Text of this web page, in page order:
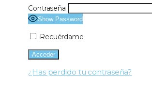
Contraseña
Show Password
Recuérdame
¿Has perdido tu contraseña?